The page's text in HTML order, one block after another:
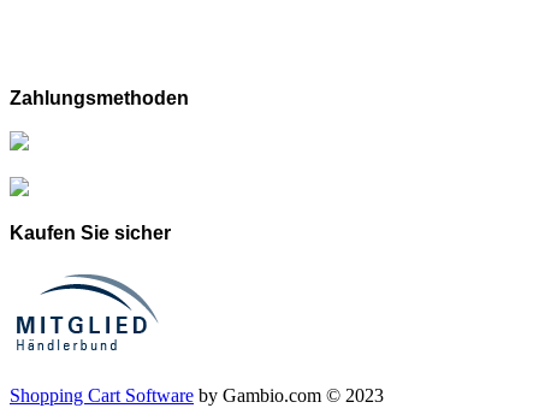
Zahlungsmethoden
Kaufen Sie sicher
Shopping Cart Software by Gambio.com © 2023